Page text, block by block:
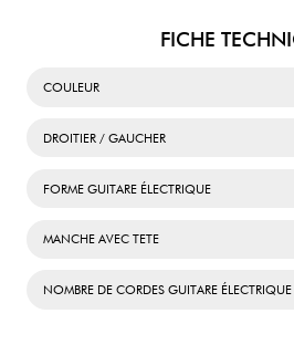
FICHE
COULEUR
DROITIER / GAUCHER
FORME GUITARE ÉLECTRIQUE
MANCHE AVEC TETE
NOMBRE DE CORDES GUITARE ÉLECTRIQUE